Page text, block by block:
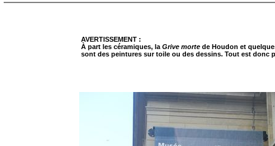
AVERTISSEMENT :
À part les céramiques, laGrive morte de Houdon et
sont des peintures sur toile ou des dessins. Tout est donc